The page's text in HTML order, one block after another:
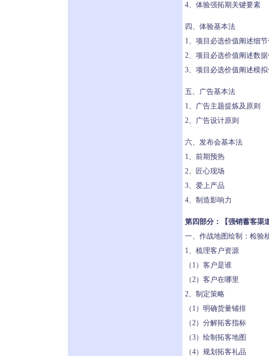
4、体验强拓期关键要素
四、体验基本法
1、项目必选价值阐述细
2、项目必选价值阐述数
3、项目必选价值阐述模
五、广告基本法
1、广告主题提炼及原则
2、广告设计原则
六、发布会基本法
1、前期预热
2、匠心现场
3、爱上产品
4、制造影响力
第四部分：【强销蓄客渠
一、作战地图绘制：检验
1、梳理客户资源
（1）客户是谁
（2）客户在哪里
2、制定策略
（1）明确货量铺排
（2）分解拓客指标
（3）绘制拓客地图
（4）规划拓客礼品